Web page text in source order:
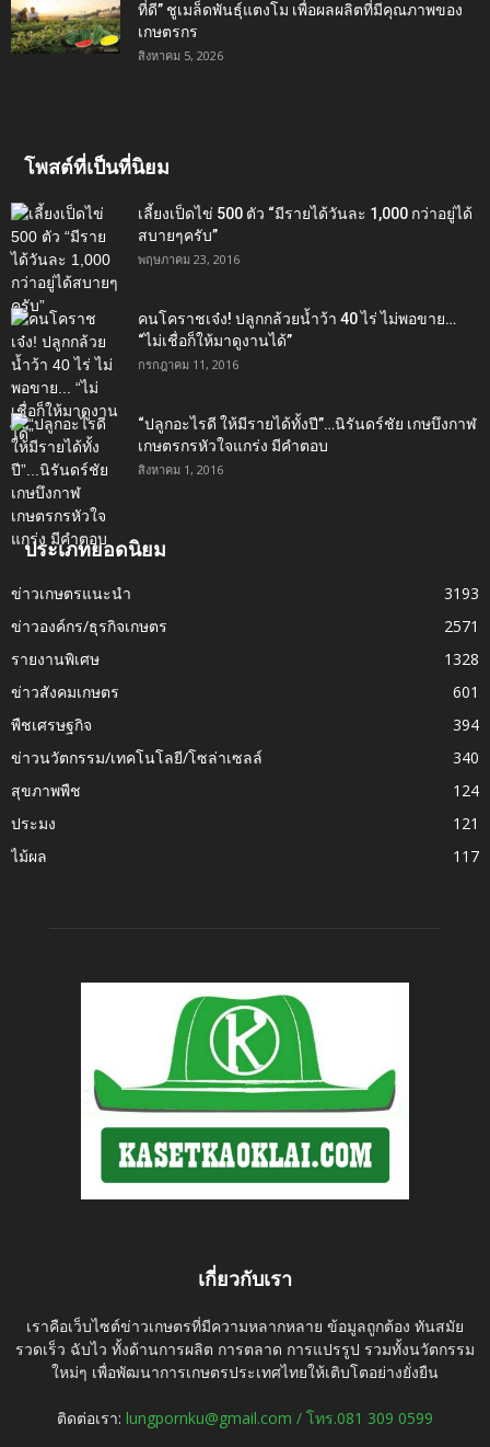
ที่ดี” ชูเมล็ดพันธุ์แตงโม เพื่อผลผลิตที่มีคุณภาพของ
เกษตรกร
สิงหาคม 5, 2026
โพสต์ที่เป็นที่นิยม
เลี้ยงเป็ดไข่ 500 ตัว “มีรายได้วันละ 1,000 กว่าอยู่ได้
สบายๆครับ”
พฤษภาคม 23, 2016
คนโคราชเจ๋ง! ปลูกกล้วยน้ำว้า 40 ไร่ ไม่พอขาย…
“ไม่เชื่อก็ให้มาดูงานได้”‬
กรกฎาคม 11, 2016
“ปลูกอะไรดี ให้มีรายได้ทั้งปี”…นิรันดร์ชัย เกษบึงกาฬ
เกษตรกรหัวใจแกร่ง มีคำตอบ
สิงหาคม 1, 2016
ประเภทยอดนิยม
ข่าวเกษตรแนะนำ
3193
ข่าวองค์กร/ธุรกิจเกษตร
2571
รายงานพิเศษ
1328
ข่าวสังคมเกษตร
601
พืชเศรษฐกิจ
394
ข่าวนวัตกรรม/เทคโนโลยี/โซล่าเซลล์
340
สุขภาพพืช
124
ประมง
121
ไม้ผล
117
เกี่ยวกับเรา
เราคือเว็บไซต์ข่าวเกษตรที่มีความหลากหลาย ข้อมูลถูกต้อง ทันสมัย
รวดเร็ว ฉับไว ทั้งด้านการผลิต การตลาด การแปรรูป รวมทั้งนวัตกรรม
ใหม่ๆ เพื่อพัฒนาการเกษตรประเทศไทยให้เติบโตอย่างยั่งยืน
ติดต่อเรา: lungpornku@gmail.com / โทร.081 309 0599